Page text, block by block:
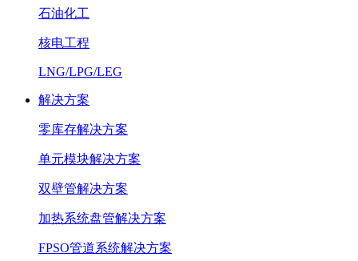
石油化工
核电工程
LNG/LPG/LEG
解决方案
零库存解决方案
单元模块解决方案
双壁管解决方案
加热系统盘管解决方案
FPSO管道系统解决方案